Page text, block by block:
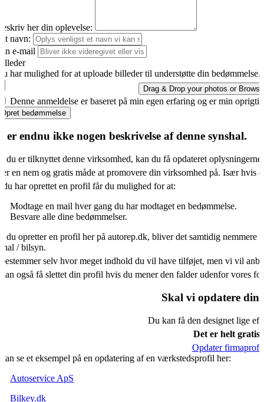
her din oplevelse:
navn:
e-mail
har mulighed for at uploade billeder til understøtte din bedømmelse.
Drag & Drop your photos or Browse
Denne anmeldelse er baseret på min egen erfaring og er min
Opret bedømmelse
er endnu ikke nogen beskrivelse af denne synshal.
du er tilknyttet denne virksomhed, kan du få opdateret oplysningerne.
er en nem og gratis måde at promovere din virksomhed på. Især hvis
du har oprettet en profil får du mulighed for at:
Modtage en mail hver gang du har modtaget en bedømmelse.
Besvare alle dine bedømmelser.
du opretter en profil her på autorep.dk, bliver det samtidig nemmere
/ bilsyn.
selv hvor meget indhold du vil have tilføjet, men vi vil
også få slettet din profil hvis du mener den falder udenfor vores
Skal vi opdatere din
Du kan få den designet lige
Det er helt gratis.
Opdater firmaprofil
se et eksempel på en opdatering af en værkstedsprofil her:
Autoservice ApS
Bilkey.dk